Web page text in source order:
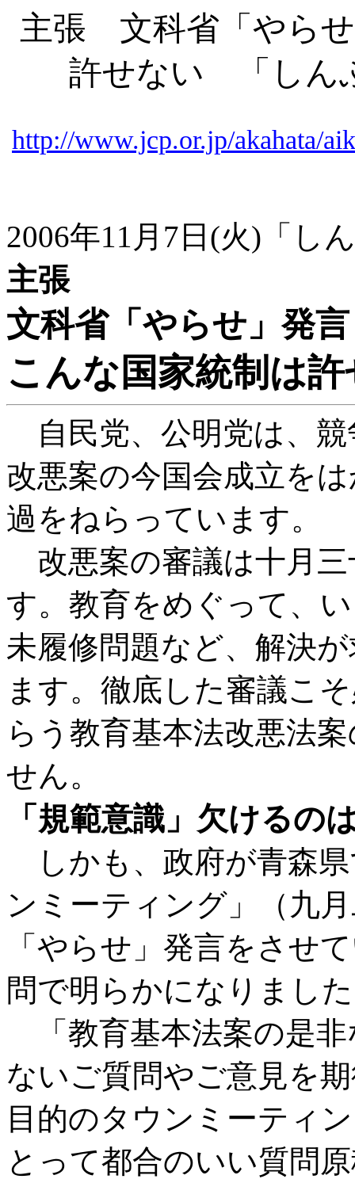
主張 文科省「やら
許せない 「しん
http://www.jcp.or.jp/akahata/
2006年11月7日(火)「し
主張
文科省「やらせ」発言
こんな国家統制は
自民党、公明党は、競
改悪案の今国会成立を
過をねらっています。
改悪案の審議は十月
す。教育をめぐって、
未履修問題など、解決
ます。徹底した審議こ
らう教育基本法改悪法
せん。
「規範意識」欠けるの
しかも、政府が青森
ンミーティング」（九
「やらせ」発言をさせ
問で明らかになりまし
「教育基本法案の是
ないご質問やご意見を
目的のタウンミーティ
とって都合のいい質問